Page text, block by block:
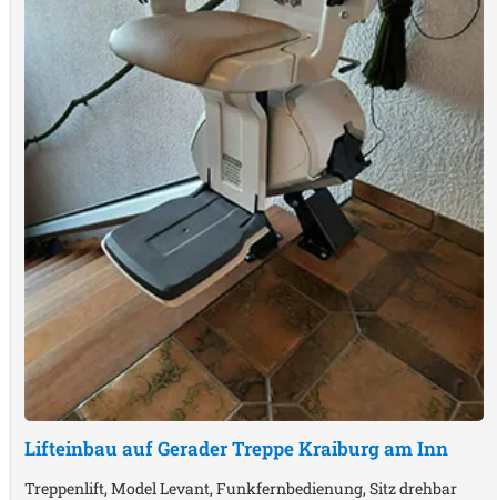
Lifteinbau auf Gerader TreppeKraiburg am Inn
Treppenlift, Model Levant, Funkfernbedienung, Sitz drehbar